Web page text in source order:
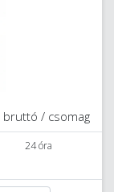
bruttó / csomag
24 óra